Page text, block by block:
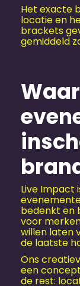
Het exacte
locatie en
brackets
gemiddeld
Live Impact
bedenkt en
voor
willen laten
de laatste
Ons
een
de rest: